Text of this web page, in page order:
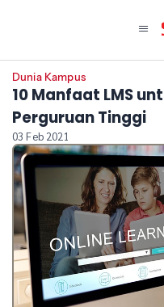
Dunia Kampus
10 Manfaat LMS
Perguruan Tinggi
03 Feb 2021